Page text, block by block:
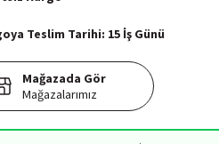
Teslim Tarihi: 15 İş Günü
Mağazada Gör
Mağazalarımız